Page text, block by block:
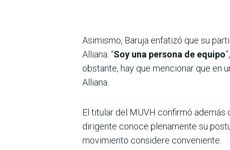
Asimismo, Baruja enfatizó que su
Alliana. “Soy una persona de equipo
obstante, hay que mencionar que en
Alliana.
El titular del MUVH confirmó además
dirigente conoce plenamente su
movimiento considere conveniente.